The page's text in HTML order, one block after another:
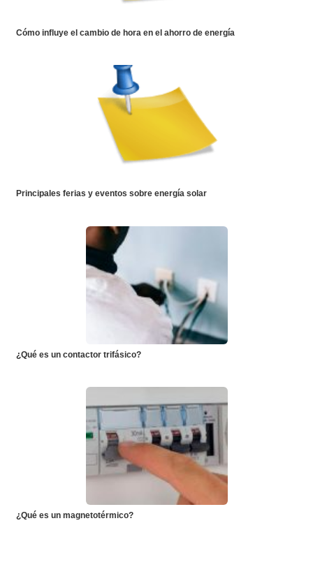
Cómo influye el cambio de hora en el ahorro de energía
Principales ferias y eventos sobre energía solar
¿Qué es un contactor trifásico?
¿Qué es un magnetotérmico?